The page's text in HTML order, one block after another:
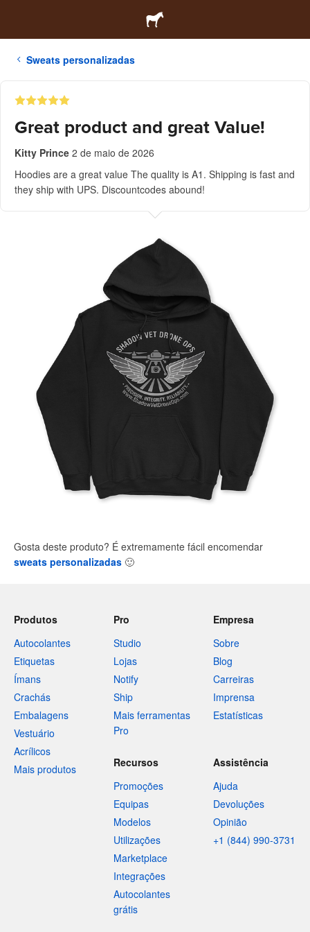
Sweats personalizadas
Great product and great Value!
Kitty Prince 2 de maio de 2026
Hoodies are a great value The quality is A1. Shipping is fast and
they ship with UPS. Discountcodes abound!
Gosta deste produto? É extremamente fácil encomendar
sweats personalizadas 🙂
Produtos
Autocolantes
Etiquetas
Ímans
Crachás
Embalagens
Vestuário
Acrílicos
Mais produtos
Pro
Studio
Lojas
Notify
Ship
Mais ferramentas
Pro
Empresa
Sobre
Blog
Carreiras
Imprensa
Estatísticas
Recursos
Promoções
Equipas
Modelos
Utilizações
Marketplace
Integrações
Autocolantes
grátis
Assistência
Ajuda
Devoluções
Opinião
+1 (844) 990-3731